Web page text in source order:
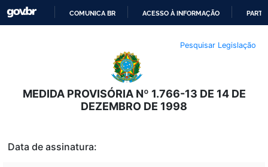
O
CONTEÚDO
COMUNICA BR ACESSO À INFORMAÇÃO
Pesquisar Legislação
MEDIDA PROVISÓRIA Nº 1.766-13 DE 14 DE
DEZEMBRO DE 1998
Data de assinatura: